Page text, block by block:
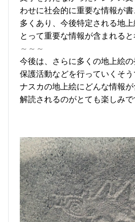
わせに社会的に重要な情報が
多くあり、今後特定される地
とって重要な情報が含まれると
～～～
今後は、さらに多くの地上絵の
保護活動などを行っていくそう
ナスカの地上絵にどんな情報が
解読されるのがとても楽しみで